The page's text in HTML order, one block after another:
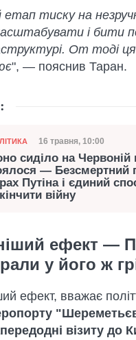
тиску на
і бити
От тоді ця
", — пояснив Таран.
Дата публікації
16 травня, 10:00
сиділо на Червоній
— Безсмертний
Путіна і єдиний
війну
ефект —
у його ж
ефект, вважає
візиту до